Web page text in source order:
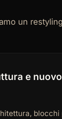
un
e nuovo
blocchi